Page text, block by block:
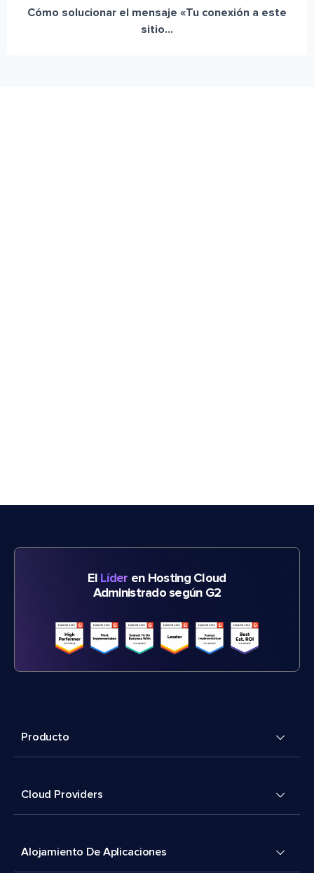
Cómo solucionar el mensaje «Tu conexión a este
sitio...
El Líder en Hosting Cloud
Administrado según G2
Producto
Cloud Providers
Alojamiento De Aplicaciones